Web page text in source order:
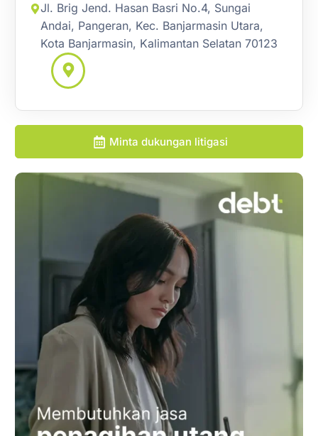
Jl. Brig Jend. Hasan Basri No.4, Sungai
Andai, Pangeran, Kec. Banjarmasin Utara,
Kota Banjarmasin, Kalimantan Selatan 70123
Minta dukungan litigasi